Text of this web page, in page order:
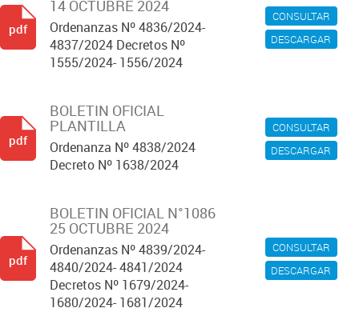
CONSULTAR
DESCARGAR
14 OCTUBRE 2024
Ordenanzas Nº 4836/2024-
4837/2024 Decretos Nº
1555/2024- 1556/2024
pdf
CONSULTAR
DESCARGAR
BOLETIN OFICIAL
PLANTILLA
Ordenanza Nº 4838/2024
Decreto Nº 1638/2024
pdf
CONSULTAR
DESCARGAR
BOLETIN OFICIAL N°1086
25 OCTUBRE 2024
Ordenanzas Nº 4839/2024-
4840/2024- 4841/2024
Decretos Nº 1679/2024-
1680/2024- 1681/2024
pdf